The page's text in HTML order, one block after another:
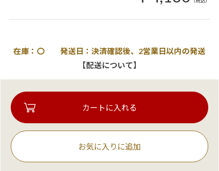
在庫：〇 発送日：決済確認後、2営業日以内の発送
【配送について】
お気に入りに追加